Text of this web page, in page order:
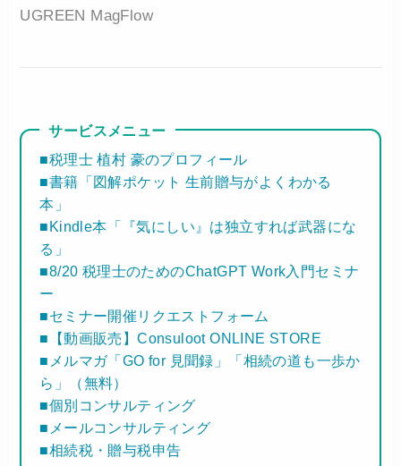
UGREEN MagFlow
サービスメニュー
■税理士 植村 豪のプロフィール
■書籍「図解ポケット 生前贈与がよくわかる
本」
■Kindle本「『気にしい』は独立すれば武器にな
る」
■8/20 税理士のためのChatGPT Work入門セミナ
ー
■セミナー開催リクエストフォーム
■【動画販売】Consuloot ONLINE STORE
■メルマガ「GO for 見聞録」「相続の道も一歩か
ら」（無料）
■個別コンサルティング
■メールコンサルティング
■相続税・贈与税申告